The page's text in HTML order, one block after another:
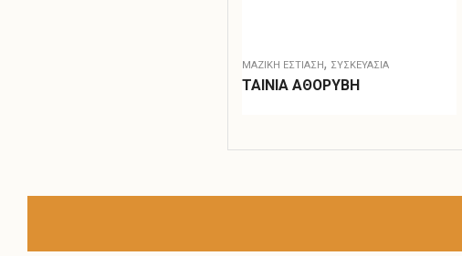
ΜΑΖΙΚΗ ΕΣΤΙΑΣΗ, ΣΥΣΚΕΥΑΣΊΑ
ΤΑΙΝΙΑ ΑΘΟΡΥΒΗ